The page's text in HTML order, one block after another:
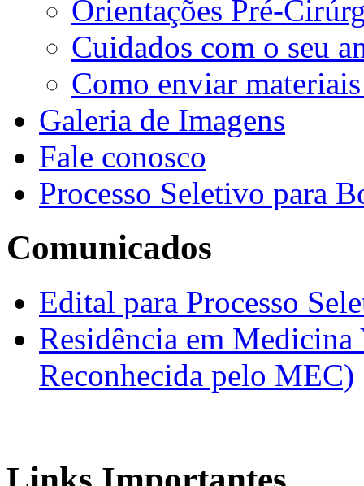
Orientações Pré-
Cuidados com o seu
Como enviar
Galeria de Imagens
Fale conosco
Processo Seletivo para
Comunicados
Edital para Processo
Residência em
Reconhecida pelo MEC)